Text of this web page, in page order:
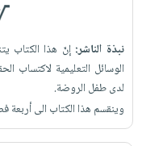
نبذة الناشر:إنّ هذا الكتاب
الوسائل التعليمية لاكتساب
لدى طفل الروضة.
وينقسم هذا الكتاب الى